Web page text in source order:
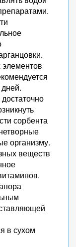
элементов
сорбента
организму.
веществ
в сухом